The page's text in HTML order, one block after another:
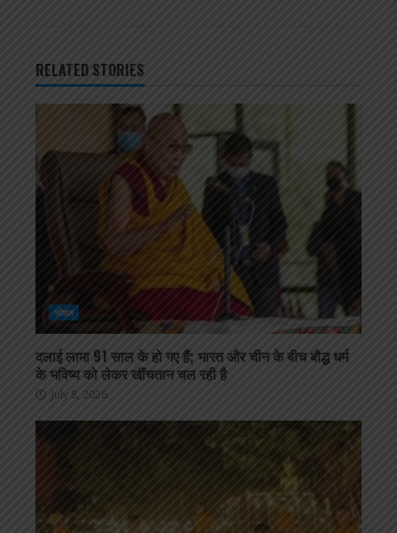
RELATED STORIES
सोशल
दलाई लामा 91 साल के हो गए हैं; भारत और चीन के बीच बौद्ध धर्म
के भविष्य को लेकर खींचतान चल रही है
July 8, 2026